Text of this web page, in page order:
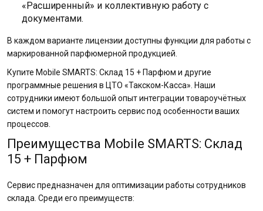
«Расширенный» и коллективную работу с
документами.
В каждом варианте лицензии доступны функции для работы с
маркированной парфюмерной продукцией.
Купите Mobile SMARTS: Склад 15 + Парфюм и другие
программные решения в ЦТО «Такском-Касса». Наши
сотрудники имеют большой опыт интеграции товароучётных
систем и помогут настроить сервис под особенности ваших
процессов.
Преимущества Mobile SMARTS: Склад
15 + Парфюм
Сервис предназначен для оптимизации работы сотрудников
склада. Среди его преимуществ: